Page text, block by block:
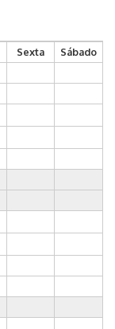
Sexta
Sábado